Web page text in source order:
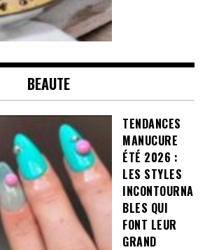
BEAUTE
TENDANCES
MANUCURE
ÉTÉ 2026 :
LES STYLES
INCONTOURNA
BLES QUI
FONT LEUR
GRAND